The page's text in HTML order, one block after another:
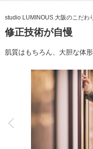
衣装
オプション
アクセス/TEL
こだわりポイント
studio LUMINOUS 大阪のこだわ
修正技術が自慢
肌質はもちろん、大胆な体